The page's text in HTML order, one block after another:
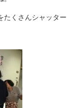
たくさんシャッター